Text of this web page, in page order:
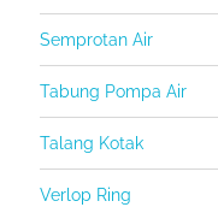
Semprotan Air
Tabung Pompa Air
Talang Kotak
Verlop Ring